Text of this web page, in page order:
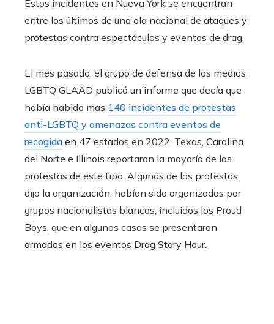
Estos incidentes en Nueva York se encuentran
entre los últimos de una ola nacional de ataques y
protestas contra espectáculos y eventos de drag.
El mes pasado, el grupo de defensa de los medios
LGBTQ GLAAD publicó un informe que decía que
había habido más 140 incidentes de protestas
anti-LGBTQ y amenazas contra eventos de
recogida en 47 estados en 2022, Texas, Carolina
del Norte e Illinois reportaron la mayoría de las
protestas de este tipo. Algunas de las protestas,
dijo la organización, habían sido organizadas por
grupos nacionalistas blancos, incluidos los Proud
Boys, que en algunos casos se presentaron
armados en los eventos Drag Story Hour.